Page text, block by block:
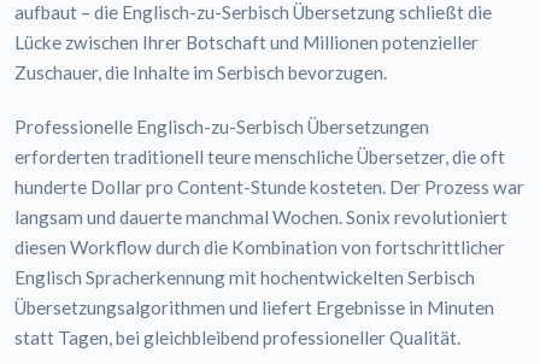
aufbaut – die Englisch-zu-Serbisch Übersetzung schließt die
Lücke zwischen Ihrer Botschaft und Millionen potenzieller
Zuschauer, die Inhalte im Serbisch bevorzugen.
Professionelle Englisch-zu-Serbisch Übersetzungen
erforderten traditionell teure menschliche Übersetzer, die oft
hunderte Dollar pro Content-Stunde kosteten. Der Prozess war
langsam und dauerte manchmal Wochen. Sonix revolutioniert
diesen Workflow durch die Kombination von fortschrittlicher
Englisch Spracherkennung mit hochentwickelten Serbisch
Übersetzungsalgorithmen und liefert Ergebnisse in Minuten
statt Tagen, bei gleichbleibend professioneller Qualität.